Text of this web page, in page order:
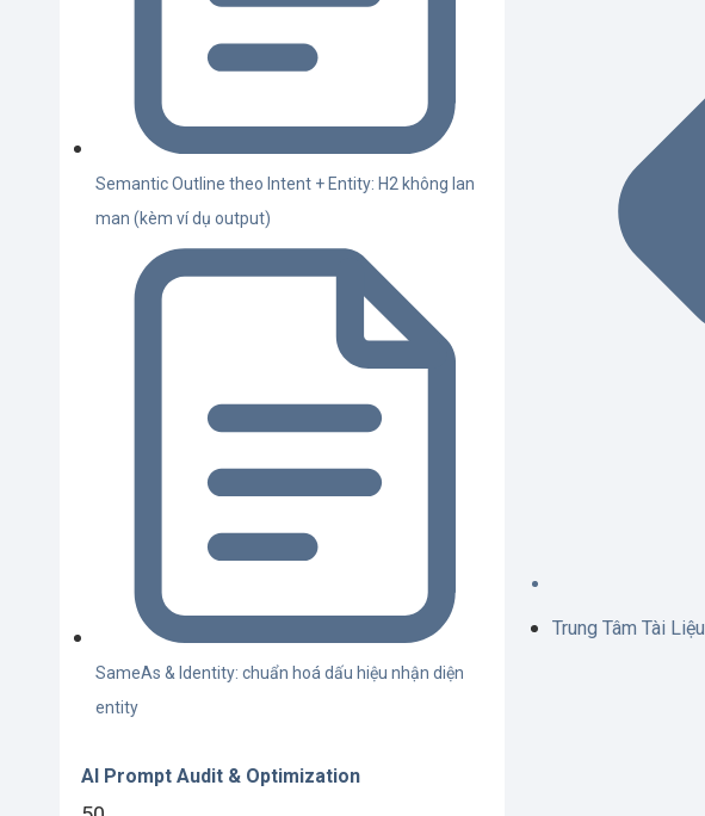
Semantic Outline theo Intent + Entity: H2 không lan
man (kèm ví dụ output)
SameAs & Identity: chuẩn hoá dấu hiệu nhận diện
entity
AI Prompt Audit & Optimization
Trung Tâm Tài Liệu